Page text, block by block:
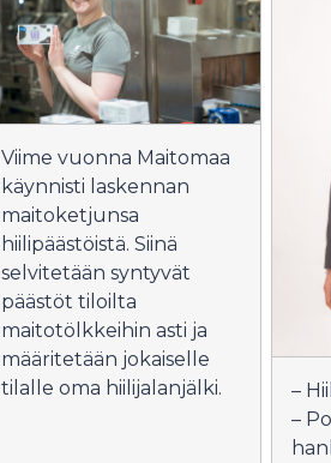
Viime vuonna Maitomaa
käynnisti laskennan
maitoketjunsa
hiilipäästöistä. Siinä
selvitetään syntyvät
päästöt tiloilta
maitotölkkeihin asti ja
määritetään jokaiselle
tilalle oma hiilijalanjälki.
–
–